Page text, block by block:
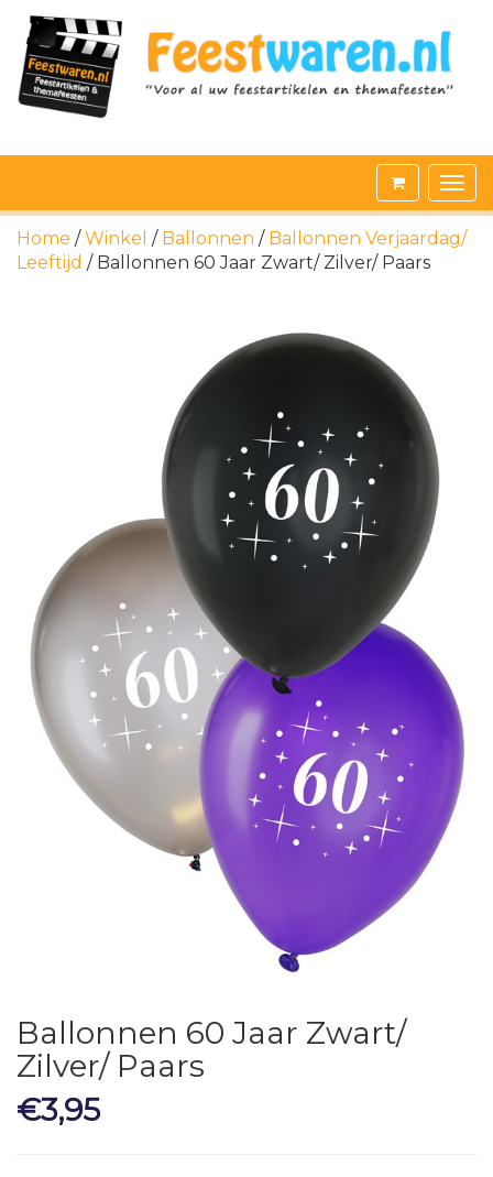
Home /Winkel / Ballonnen / Ballonnen Verjaardag/
Leeftijd / Ballonnen 60 Jaar Zwart/ Zilver/ Paars
Ballonnen 60 Jaar Zwart/
Zilver/ Paars
€3,95